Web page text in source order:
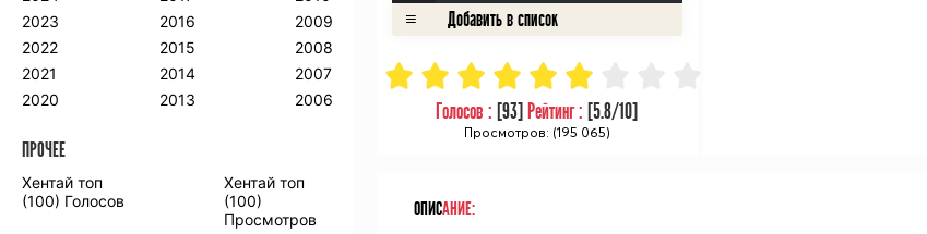
Голосов : [93] Рейтинг : [5.8/10]
Просмотров: (195 065)
ОПИСАНИЕ:
2019
2018
2017
2016
2010
2009
2008
2002
2001
2000
ПРОЧЕЕ
Аниме фильмы Аниме OVA
2023
2022
2021
2020
2016
2015
2014
2013
2009
2008
2007
2006
ПРОЧЕЕ
Хентай топ
(100) Голосов
Хентай топ
(100)
Просмотров